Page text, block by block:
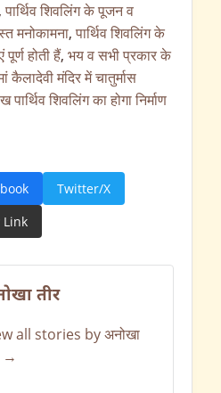
, पार्थिव शिवलिंग के पूजन व
मनोकामना, पार्थिव शिवलिंग के
होती हैं, भय व सभी प्रकार के
कैलादेवी मंदिर में चातुर्मास
शिवलिंग का होगा निर्माण
Twitter/X
Link
तीर
all stories by अनोखा
→